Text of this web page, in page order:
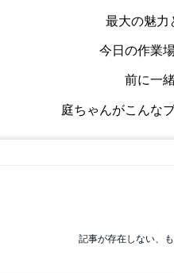
最大の魅力
今日の作業
前に一
庭ちゃんがこんな